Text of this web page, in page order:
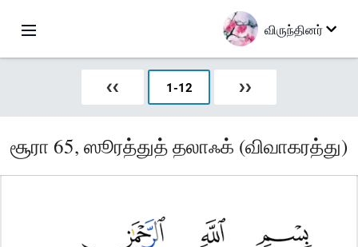
விருந்தினர்
❮❮ 1-12 ❯❯
சூரா 65, ஸூரத்துத் தலாஃக் (விவாகரத்து)